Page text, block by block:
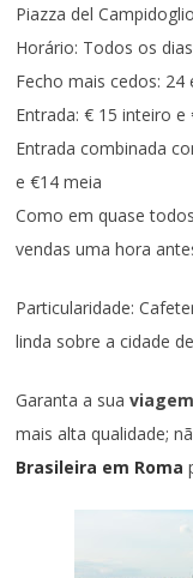
Piazza del
Horário: Todos os
Fecho mais cedos: 24
Entrada: € 15 inteiro e
Entrada combinada
e €14 meia
Como em quase
vendas uma hora
Particularidade:
linda sobre a cidade de
Garanta a sua
mais alta qualidade;
Brasileira em Roma